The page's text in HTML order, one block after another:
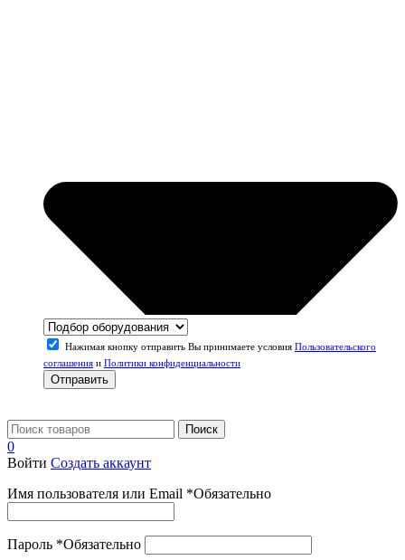
Нажимая кнопку отправить Вы принимаете условия Пользовательского
соглашения и Политики конфиденциальности
Отправить
Поиск
0
Войти Создать аккаунт
Имя пользователя или Email *Обязательно
Пароль *Обязательно